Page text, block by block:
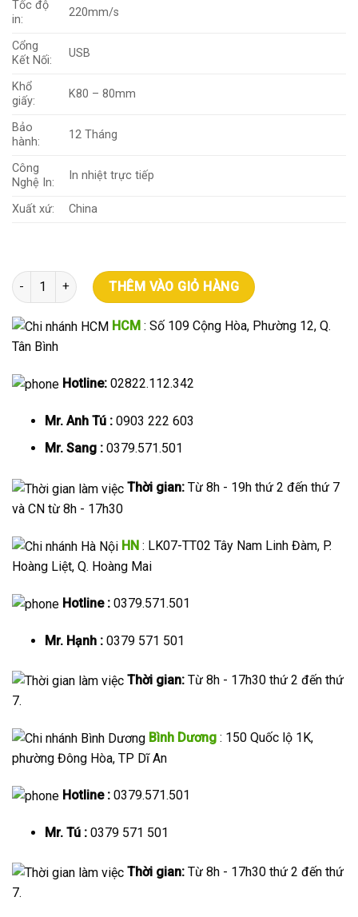
Tốc độ
in:
220mm/s
Cổng
Kết Nối:
USB
Khổ
giấy:
K80 – 80mm
Bảo
hành:
12 Tháng
Công
Nghệ In:
In nhiệt trực tiếp
Xuất xứ: China
Máy in mã vạch và in hóa đơn 2 trong 1 tiện lợi [NEW 2020] số
THÊM VÀO GIỎ HÀNG
HCM : Số 109 Cộng Hòa, Phường 12, Q.
Tân Bình
Hotline: 02822.112.342
Mr. Anh Tú :0903 222 603
Mr. Sang :0379.571.501
Thời gian: Từ 8h - 19h thứ 2 đến thứ 7
và CN từ 8h - 17h30
HN : LK07-TT02 Tây Nam Linh Đàm, P.
Hoàng Liệt, Q. Hoàng Mai
Hotline : 0379.571.501
Mr. Hạnh :0379 571 501
Thời gian: Từ 8h - 17h30 thứ 2 đến thứ
7.
Bình Dương : 150 Quốc lộ 1K,
phường Đông Hòa, TP Dĩ An
Hotline : 0379.571.501
Mr. Tú :0379 571 501
Thời gian: Từ 8h - 17h30 thứ 2 đến thứ
7.